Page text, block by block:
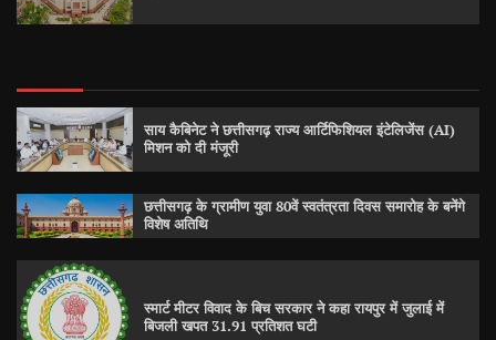
साय कैबिनेट ने छत्तीसगढ़ राज्य आर्टिफिशियल इंटेलिजेंस (AI)
मिशन को दी मंजूरी
छत्तीसगढ़ के ग्रामीण युवा 80वें स्वतंत्रता दिवस समारोह के बनेंगे
विशेष अतिथि
स्मार्ट मीटर विवाद के बिच सरकार ने कहा रायपुर में जुलाई में
बिजली खपत 31.91 प्रतिशत घटी